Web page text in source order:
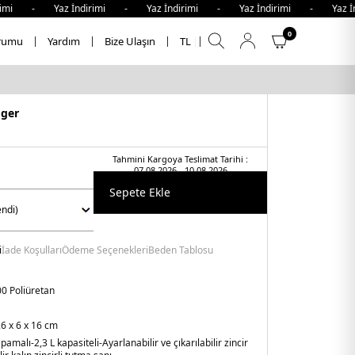
İndirimi - Yaz İndirimi - Yaz İndirimi -
Yardım Bize Ulaşın TL
0
Tahmini Kargoya Teslimat Tarihi :
07.08.2026 - 10.08.2026
Sepete Ekle
İade KoşullarıÖdeme SeçenekleriBeden Tablosu
Poliüretan
x 6 x 16 cm
-2,3 L kapasiteli-Ayarlanabilir ve çıkarılabilir zincir